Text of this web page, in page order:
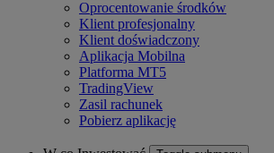
Oprocentowanie środków
Klient profesjonalny
Klient doświadczony
Aplikacja Mobilna
Platforma MT5
TradingView
Zasil rachunek
Pobierz aplikację